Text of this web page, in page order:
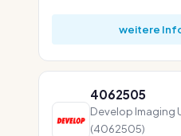
weitere
4062505
Develop Imaging
(4062505)